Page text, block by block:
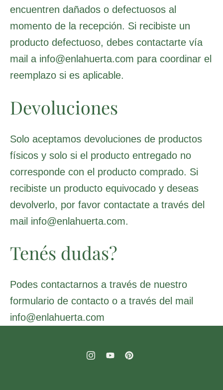
encuentren dañados o defectuosos al
momento de la recepción. Si recibiste un
producto defectuoso, debes contactarte vía
mail a info@enlahuerta.com para coordinar el
reemplazo si es aplicable.
Devoluciones
Solo aceptamos devoluciones de productos
físicos y solo si el producto entregado no
corresponde con el producto comprado. Si
recibiste un producto equivocado y deseas
devolverlo, por favor contactate a través del
mail info@enlahuerta.com.
Tenés dudas?
Podes contactarnos a través de nuestro
formulario de contacto o a través del mail
info@enlahuerta.com
I
c
o
P
i